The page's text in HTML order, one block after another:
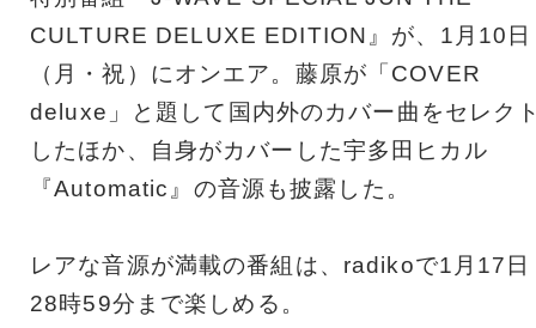
CULTURE DELUXE EDITION』が、1月10日
（月・祝）にオンエア。藤原が「COVER
deluxe」と題して国内外のカバー曲をセレク
したほか、自身がカバーした宇多田ヒカル
『Automatic』の音源も披露した。
レアな音源が満載の番組は、radikoで1月17日
28時59分まで楽しめる。